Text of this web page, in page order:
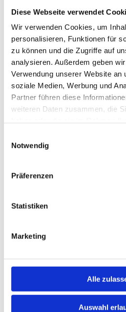
Diese Webseite verwendet
Wir verwenden Cookies, um
personalisieren, Funktionen für
zu können und die Zugriffe auf
analysieren. Außerdem geben
Verwendung unserer Website an
soziale Medien, Werbung und
Partner führen diese
weiteren Daten zusammen, die
Notwendig
Präferenzen
Statistiken
Marketing
Alle
Auswahl
Glasklar. Erfrischend. Aktiv.
Badeseen, Radtouren und